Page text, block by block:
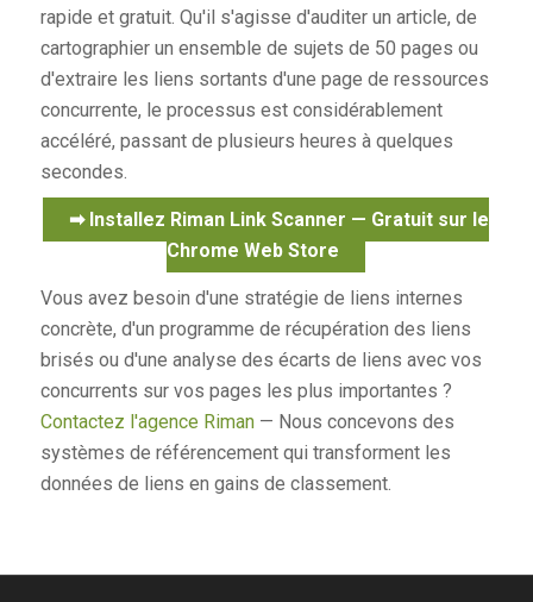
rapide et gratuit. Qu'il s'agisse d'auditer un article, de
cartographier un ensemble de sujets de 50 pages ou
d'extraire les liens sortants d'une page de ressources
concurrente, le processus est considérablement
accéléré, passant de plusieurs heures à quelques
secondes.
➡ Installez Riman Link Scanner — Gratuit sur le
Chrome Web Store
Vous avez besoin d'une stratégie de liens internes
concrète, d'un programme de récupération des liens
brisés ou d'une analyse des écarts de liens avec vos
concurrents sur vos pages les plus importantes ?
Contactez l'agence Riman— Nous concevons des
systèmes de référencement qui transforment les
données de liens en gains de classement.